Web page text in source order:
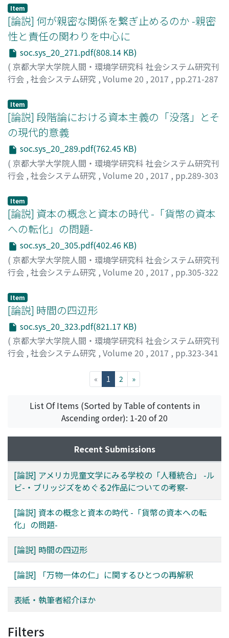
products, and they are sold to the readers to shape
their views and actions (Beetham 2000). Croissant was
for the first time published in 1977. It raised
discussions around the years 1988 and 1989, resulting in
the publishing of two books, “The Croissant
Syndrome” (Matsubara 1988), and “The Anti-Croissant
Syndrome” (Waifu Henshuubu 1989), which discussed
women delaying their marriage (K. Sakamoto 1999).
The magazine had a rather feminist standpoint during
the 80’s, leaning in the 90’s towards a magazine more
emphasis on cosmetics, fashion and dieting (Holthus
2000). By approximately the year 1984, its biggest
target public were women in their 30’s (K. Sakamoto
Cultural Research Institute (Pora Bunka Kenkyuujo), in
1993, Croissant has been influential as it was the fifth
most read magazine among women aged 35 to 39, 40
to 45 and 45 to 49 (Takeuchi 2000).
志田, 雅美
Item
[論説] 何が親密な関係を繋ぎ止めるのか -親密
性と責任の関わりを中心に
soc.sys_20_271.pdf(808.14 KB)
( 京都大学大学院人間・環境学研究科 社会システム研究刊
行会 , 社会システム研究 , Volume 20 , 2017 , pp.271-287
中森, 弘樹
Item
[論説] 段階論における資本主義の「没落」とそ
の現代的意義
soc.sys_20_289.pdf(762.45 KB)
( 京都大学大学院人間・環境学研究科 社会システム研究刊
行会 , 社会システム研究 , Volume 20 , 2017 , pp.289-303
村上, 允俊
Item
[論説] 資本の概念と資本の時代 -「貨幣の資本
への転化」の問題-
soc.sys_20_305.pdf(402.46 KB)
( 京都大学大学院人間・環境学研究科 社会システム研究刊
行会 , 社会システム研究 , Volume 20 , 2017 , pp.305-322
川崎, 兼人
Item
[論説] 時間の四辺形
soc.sys_20_323.pdf(821.17 KB)
( 京都大学大学院人間・環境学研究科 社会システム研究刊
行会 , 社会システム研究 , Volume 20 , 2017 , pp.323-341
キムラ, ジュン
« 1 (current)
2 »
List Of Items (Sorted by Table of contents in
Ascending order): 1-20 of 20
Recent Submissions
[論説] アメリカ児童文学にみる学校の「人種統合」 -ル
ビ-・ブリッジズをめぐる2作品についての考察-
[論説] 資本の概念と資本の時代 -「貨幣の資本への転
化」の問題-
[論説] 時間の四辺形
[論説] 「万物一体の仁」に関するひとつの再解釈
表紙・執筆者紹介ほか
Filters